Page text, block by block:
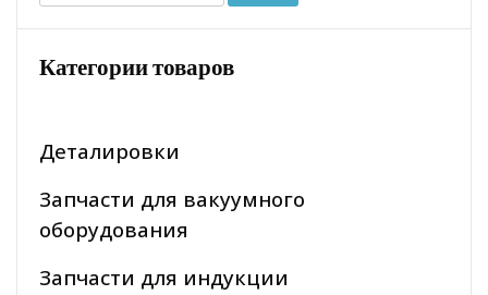
Категории товаров
Деталировки
Запчасти для вакуумного
оборудования
Запчасти для индукции